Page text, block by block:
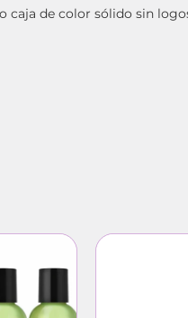
caja de color sólido sin